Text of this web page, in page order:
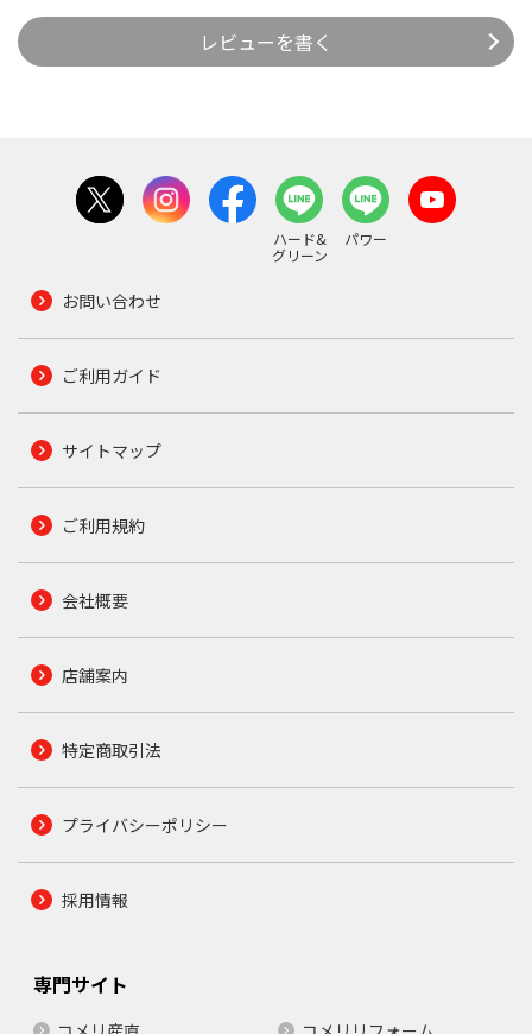
レビューを書く
ハード&
グリーン
パワー
お問い合わせ
ご利用ガイド
サイトマップ
ご利用規約
会社概要
店舗案内
特定商取引法
プライバシーポリシー
採用情報
専門サイト